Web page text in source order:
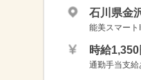
石川県金
能美スマー
時給
通勤手当支給